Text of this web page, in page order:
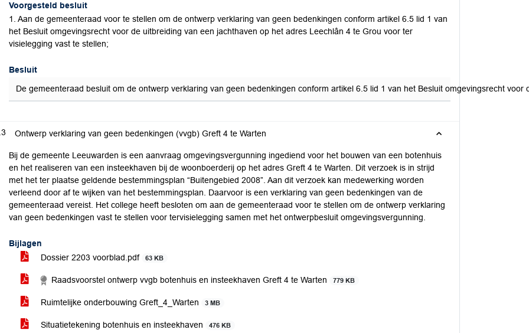
Voorgesteld besluit
1. Aan de gemeenteraad voor te stellen om de ontwerp verklaring van geen bedenkingen conform artikel 6.5 lid 1 van
het Besluit omgevingsrecht voor de uitbreiding van een jachthaven op het adres Leechlân 4 te Grou voor ter
visielegging vast te stellen;
Besluit
De gemeenteraad besluit om de ontwerp verklaring van geen bedenkingen conform artikel 6.5 lid 1 van het Besluit omgevingsrecht
Ontwerp verklaring van geen bedenkingen (vvgb) Greft 4 te Warten
Bij de gemeente Leeuwarden is een aanvraag omgevingsvergunning ingediend voor het bouwen van een botenhuis
en het realiseren van een insteekhaven bij de woonboerderij op het adres Greft 4 te Warten. Dit verzoek is in strijd
met het ter plaatse geldende bestemmingsplan “Buitengebied 2008”. Aan dit verzoek kan medewerking worden
verleend door af te wijken van het bestemmingsplan. Daarvoor is een verklaring van geen bedenkingen van de
gemeenteraad vereist. Het college heeft besloten om aan de gemeenteraad voor te stellen om de ontwerp verklaring
van geen bedenkingen vast te stellen voor tervisielegging samen met het ontwerpbesluit omgevingsvergunning.
Bijlagen
Dossier 2203 voorblad.pdf
63 KB
Raadsvoorstel ontwerp vvgb botenhuis en insteekhaven Greft 4 te Warten 779 KB
Ruimtelijke onderbouwing Greft_4_Warten 3 MB
Situatietekening botenhuis en insteekhaven 476 KB